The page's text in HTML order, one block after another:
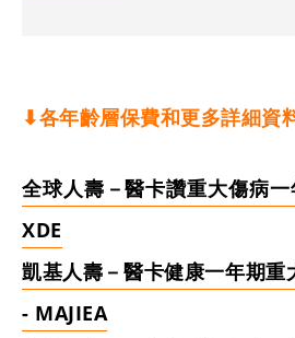
⬇︎各年齡層保費和更多詳細資
全球人壽－醫卡讚重大傷病
XDE
凱基人壽－醫卡健康一年期重
- MAJIEA